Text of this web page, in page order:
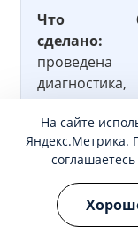
Что
сделано:
проведена
диагностика,
назначена
и
поддержка.
Результат:
1,5–2
На сайте
Яндекс.Метрика.